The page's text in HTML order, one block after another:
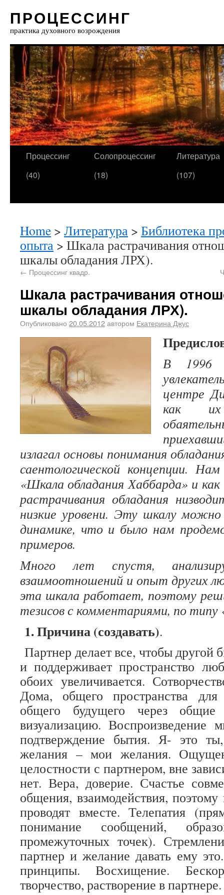
ПРОЦЕССИНГ
практика духовного возрождения
Процессинг
(40)
Солопроцессинг
(18)
Литература
(107)
Home > Литература > Библиотека
опыта > Шкала растрачивания
шкалы обладания ЛРХ).
← Процессинг квадр.
Шкала растрачивания
шкалы обладания ЛРХ).
Опубликовано 20.05.2012автором Екатерина Джус
В 1996
центре
как
излагал основы понимания
саентологической концепции.
«Шкала обладания Хаббарда» и
растрачивания обладания
низкие уровени. Эту шкалу
динамике, что и было нам
примеров.
Много лет спустя,
взаимоотношений и опыт других
эта шкала работает, поэтому
тезисов с комментариями, по типу
1. Причина (создавать).
Партнер делает все, чтобы другой
и поддерживает пространство
обоих увеличивается.
Дома, общего пространства
общего будущего через общие
визуализацию. Воспроизведение
подтверждение бытия. Я- это
желания – мои желания.
целостности с партнером, вне
нет. Вера, доверие. Счастье
общения, взаимодействия,
проводят вместе. Телепатия
понимание сообщений,
промежуточных точек).
партнер и желание давать ему
принципы. Восхищение.
творчество, растворение в партнере.